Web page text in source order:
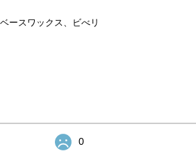
ースワックス、ビべリ
0